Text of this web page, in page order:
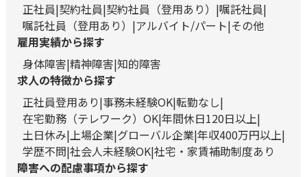
正社員 契約社員 契約社員（登用あり）
嘱託社員
嘱託社員（登用あり）
アルバイト/パート その他
雇用実績から探す
身体障害 精神障害 知的障害
求人の特徴から探す
正社員登用あり 事務未経験OK 転勤なし
在宅勤務（テレワーク）OK 年間休日120日以上
土日休み 上場企業 グローバル企業 年収400万円以上
学歴不問 社会人未経験OK 社宅・家賃補助制度あり
障害への配慮事項から探す